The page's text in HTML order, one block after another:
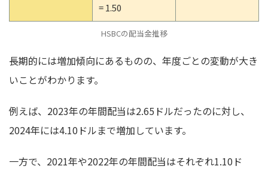
= 1.50
HSBCの配当金推移
長期的には増加傾向にあるものの、年度ごとの変動が大き
いことがわかります。
例えば、2023年の年間配当は2.65ドルだったのに対し、
2024年には4.10ドルまで増加しています。
一方で、2021年や2022年の年間配当はそれぞれ1.10ド